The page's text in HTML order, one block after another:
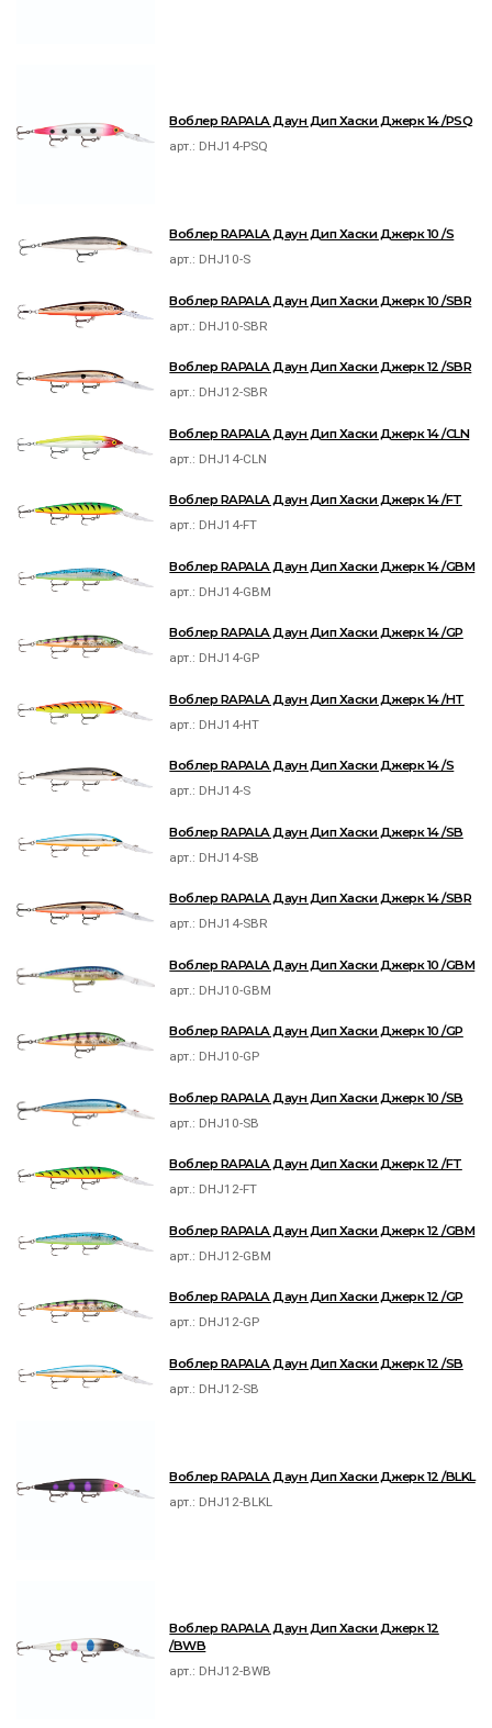
Воблер RAPALA Даун Дип Хаски Джерк 14 /PSQ
арт.: DHJ14-PSQ
Воблер RAPALA Даун Дип Хаски Джерк 10 /S
арт.: DHJ10-S
Воблер RAPALA Даун Дип Хаски Джерк 10 /SBR
арт.: DHJ10-SBR
Воблер RAPALA Даун Дип Хаски Джерк 12 /SBR
арт.: DHJ12-SBR
Воблер RAPALA Даун Дип Хаски Джерк 14 /CLN
арт.: DHJ14-CLN
Воблер RAPALA Даун Дип Хаски Джерк 14 /FT
арт.: DHJ14-FT
Воблер RAPALA Даун Дип Хаски Джерк 14 /GBM
арт.: DHJ14-GBM
Воблер RAPALA Даун Дип Хаски Джерк 14 /GP
арт.: DHJ14-GP
Воблер RAPALA Даун Дип Хаски Джерк 14 /HT
арт.: DHJ14-HT
Воблер RAPALA Даун Дип Хаски Джерк 14 /S
арт.: DHJ14-S
Воблер RAPALA Даун Дип Хаски Джерк 14 /SB
арт.: DHJ14-SB
Воблер RAPALA Даун Дип Хаски Джерк 14 /SBR
арт.: DHJ14-SBR
Воблер RAPALA Даун Дип Хаски Джерк 10 /GBM
арт.: DHJ10-GBM
Воблер RAPALA Даун Дип Хаски Джерк 10 /GP
арт.: DHJ10-GP
Воблер RAPALA Даун Дип Хаски Джерк 10 /SB
арт.: DHJ10-SB
Воблер RAPALA Даун Дип Хаски Джерк 12 /FT
арт.: DHJ12-FT
Воблер RAPALA Даун Дип Хаски Джерк 12 /GBM
арт.: DHJ12-GBM
Воблер RAPALA Даун Дип Хаски Джерк 12 /GP
арт.: DHJ12-GP
Воблер RAPALA Даун Дип Хаски Джерк 12 /SB
арт.: DHJ12-SB
Воблер RAPALA Даун Дип Хаски Джерк 12 /BLKL
арт.: DHJ12-BLKL
Воблер RAPALA Даун Дип Хаски Джерк 12
/BWB
арт.: DHJ12-BWB